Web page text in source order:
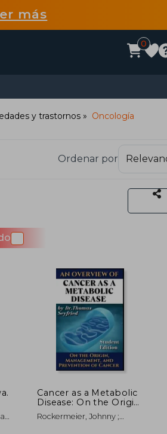
más
0
y trastornos Oncología
Ordenar por
Cancer as a Metabolic
Disease: On the Origin,
Management and
Prevention of Cancer.
Rockermeier, Johnny ;